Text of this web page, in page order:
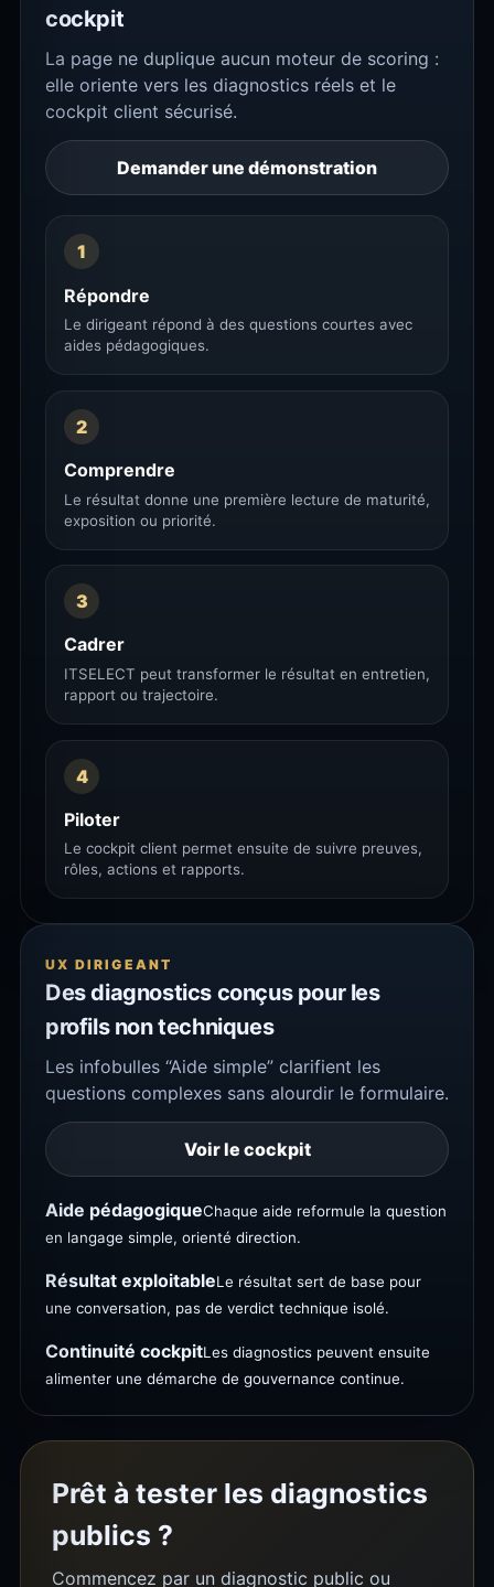
cockpit
La page ne duplique aucun moteur de scoring :
elle oriente vers les diagnostics réels et le
cockpit client sécurisé.
Demander une démonstration
1
Répondre
Le dirigeant répond à des questions courtes avec
aides pédagogiques.
2
Comprendre
Le résultat donne une première lecture de maturité,
exposition ou priorité.
3
Cadrer
ITSELECT peut transformer le résultat en entretien,
rapport ou trajectoire.
4
Piloter
Le cockpit client permet ensuite de suivre preuves,
rôles, actions et rapports.
UX DIRIGEANT
Des diagnostics conçus pour les
profils non techniques
Les infobulles “Aide simple” clarifient les
questions complexes sans alourdir le formulaire.
Voir le cockpit
Aide pédagogiqueChaque aide reformule la question
en langage simple, orienté direction.
Résultat exploitableLe résultat sert de base pour
une conversation, pas de verdict technique isolé.
Continuité cockpitLes diagnostics peuvent ensuite
alimenter une démarche de gouvernance continue.
Prêt à tester les diagnostics
publics ?
Commencez par un diagnostic public ou